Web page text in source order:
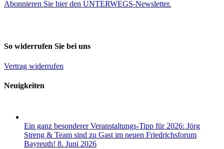
Abonnieren Sie hierden UNTERWEGS-Newsletter.
So widerrufen Sie bei uns
Vertrag widerrufen
Neuigkeiten
Ein ganz besonderer Veranstaltungs-Tipp für 2026: Jörg
Streng & Team sind zu Gast im neuen Friedrichsforum
Bayreuth! 8. Juni 2026